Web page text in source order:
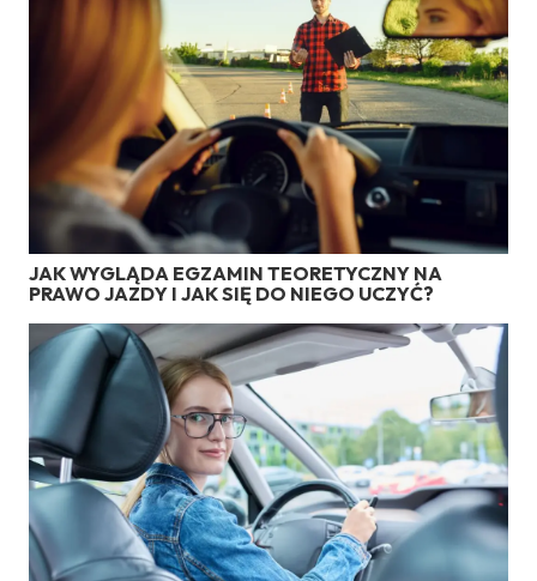
JAK WYGLĄDA EGZAMIN TEORETYCZNY NA
PRAWO JAZDY I JAK SIĘ DO NIEGO UCZYĆ?